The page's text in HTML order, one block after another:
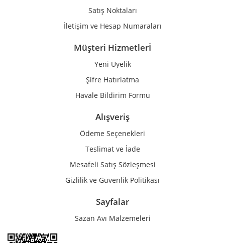
Gönder
Satış Noktaları
İletişim ve Hesap Numaraları
Müşteri Hizmetlerİ
Yeni Üyelik
Şifre Hatırlatma
Havale Bildirim Formu
Alışveriş
Ödeme Seçenekleri
Teslimat ve İade
Mesafeli Satış Sözleşmesi
Gizlilik ve Güvenlik Politikası
Sayfalar
Sazan Avı Malzemeleri